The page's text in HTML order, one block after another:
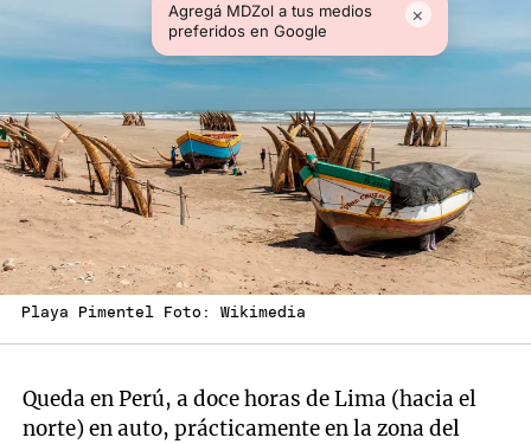
Agregá MDZol a tus medios
preferidos en Google
×
Playa Pimentel Foto: Wikimedia
Queda en Perú, a doce horas de Lima (hacia el
norte) en auto, prácticamente en la zona del